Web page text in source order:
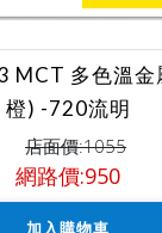
MCT 多色溫金
橙) -720流明
店面價:1055
網路價:950